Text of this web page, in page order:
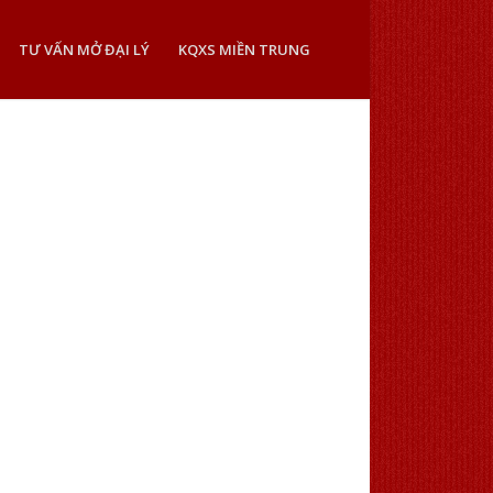
TƯ VẤN MỞ ĐẠI LÝ KQXS MIỀN TRUNG